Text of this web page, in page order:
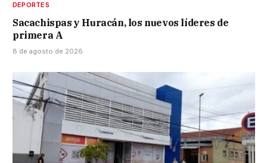
DEPORTES
Sacachispas y Huracán, los nuevos líderes de
primera A
8 de agosto de 2026